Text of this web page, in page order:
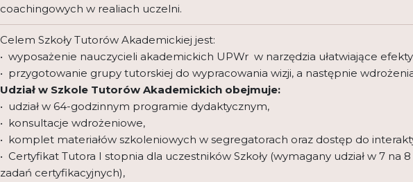
coachingowych w realiach uczelni.
Celem Szkoły Tutorów Akademickiej jest:
• wyposażenie nauczycieli akademickich UPWr w narzędzia ułatwiające
• przygotowanie grupy tutorskiej do wypracowania wizji, a następnie
Udział w Szkole Tutorów Akademickich obejmuje:
• udział w 64-godzinnym programie dydaktycznym,
• konsultacje wdrożeniowe,
• komplet materiałów szkoleniowych w segregatorach oraz dostęp do
• Certyfikat Tutora I stopnia dla uczestników Szkoły (wymagany udział w 7
zadań certyfikacyjnych),